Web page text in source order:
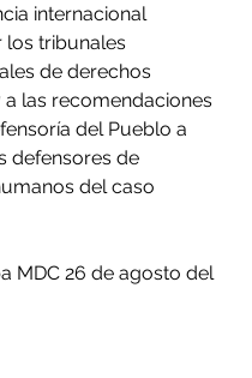
internacional
los tribunales
de derechos
a las recomendaciones
del Pueblo a
defensores de
del caso
MDC 26 de agosto del